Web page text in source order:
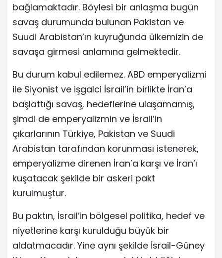
bağlamaktadır. Böylesi bir anlaşma bugün
savaş durumunda bulunan Pakistan ve
Suudi Arabistan’ın kuyruğunda ülkemizin de
savaşa girmesi anlamına gelmektedir.
Bu durum kabul edilemez. ABD emperyalizmi
ile Siyonist ve işgalci İsrail’in birlikte İran’a
başlattığı savaş, hedeflerine ulaşamamış,
şimdi de emperyalizmin ve İsrail’in
çıkarlarının Türkiye, Pakistan ve Suudi
Arabistan tarafından korunması istenerek,
emperyalizme direnen İran’a karşı ve İran’ı
kuşatacak şekilde bir askeri pakt
kurulmuştur.
Bu paktın, İsrail’in bölgesel politika, hedef ve
niyetlerine karşı kurulduğu büyük bir
aldatmacadır. Yine aynı şekilde İsrail-Güney